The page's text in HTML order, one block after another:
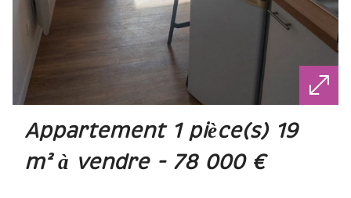
appartement 1 pièce(s) 19
m² à vendre - 78 000 €